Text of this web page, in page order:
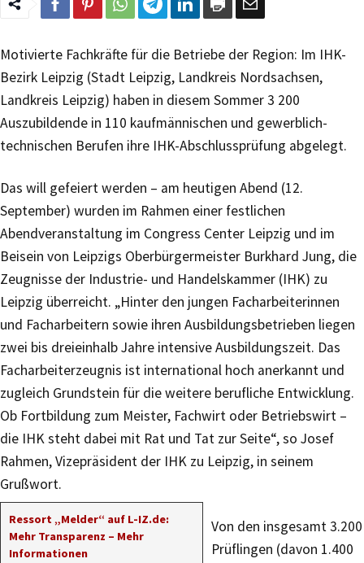
Motivierte Fachkräfte für die Betriebe der Region: Im IHK-
Bezirk Leipzig (Stadt Leipzig, Landkreis Nordsachsen,
Landkreis Leipzig) haben in diesem Sommer 3 200
Auszubildende in 110 kaufmännischen und gewerblich-
technischen Berufen ihre IHK-Abschlussprüfung abgelegt.
Das will gefeiert werden – am heutigen Abend (12.
September) wurden im Rahmen einer festlichen
Abendveranstaltung im Congress Center Leipzig und im
Beisein von Leipzigs Oberbürgermeister Burkhard Jung, die
Zeugnisse der Industrie- und Handelskammer (IHK) zu
Leipzig überreicht. „Hinter den jungen Facharbeiterinnen
und Facharbeitern sowie ihren Ausbildungsbetrieben liegen
zwei bis dreieinhalb Jahre intensive Ausbildungszeit. Das
Facharbeiterzeugnis ist international hoch anerkannt und
zugleich Grundstein für die weitere berufliche Entwicklung.
Ob Fortbildung zum Meister, Fachwirt oder Betriebswirt –
die IHK steht dabei mit Rat und Tat zur Seite“, so Josef
Rahmen, Vizepräsident der IHK zu Leipzig, in seinem
Grußwort.
Ressort „Melder“ auf L-IZ.de:
Mehr Transparenz – Mehr
Informationen
Von den insgesamt 3.200
Prüflingen (davon 1.400